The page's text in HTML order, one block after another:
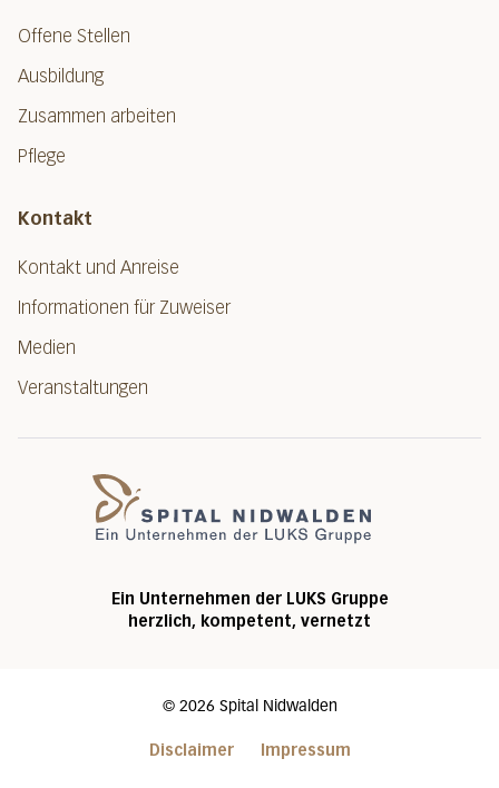
Offene Stellen
Ausbildung
Zusammen arbeiten
Pflege
Kontakt
Kontakt und Anreise
Informationen für Zuweiser
Medien
Veranstaltungen
Ein Unternehmen der LUKS Gruppe
herzlich, kompetent, vernetzt
© 2026 Spital Nidwalden
Disclaimer Impressum